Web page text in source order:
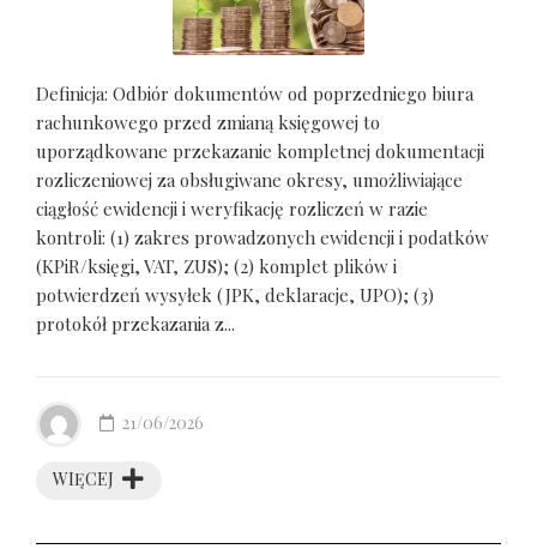
Definicja: Odbiór dokumentów od poprzedniego biura
rachunkowego przed zmianą księgowej to
uporządkowane przekazanie kompletnej dokumentacji
rozliczeniowej za obsługiwane okresy, umożliwiające
ciągłość ewidencji i weryfikację rozliczeń w razie
kontroli: (1) zakres prowadzonych ewidencji i podatków
(KPiR/księgi, VAT, ZUS); (2) komplet plików i
potwierdzeń wysyłek (JPK, deklaracje, UPO); (3)
protokół przekazania z...
WIĘCEJ
21/06/2026